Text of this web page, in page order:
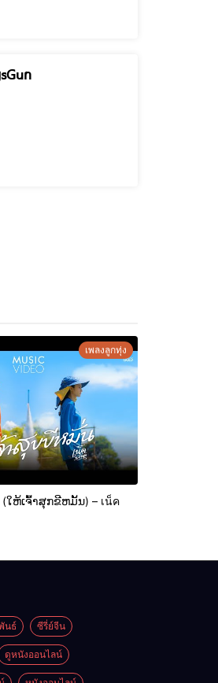
เพลงลูกทุ่ง
ໃຫ້ເຈົ້າສຸກຂີຫມັ້ນ) – เน็ค
นธ์ ซีรี่ย์จีน
ดูหนังออนไลน์